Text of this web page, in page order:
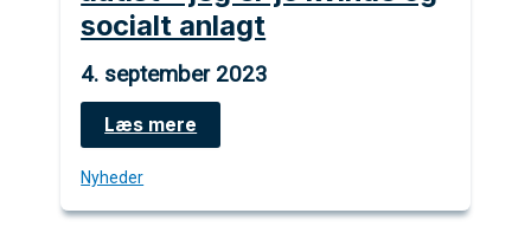
socialt anlagt
4. september 2023
Jeg
kunne
da
ikke
være
Læs mere
Nyheder